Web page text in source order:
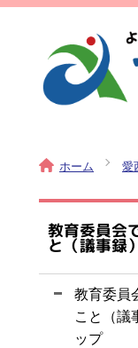
ホーム 愛
教育委員会
と（議事録
教育委員
こと（議
ップ